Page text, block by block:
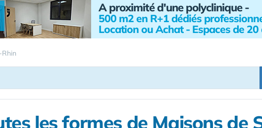
A proximité d'une polyclinique -
500 m2 en R+1 dédiés
Location ou Achat - Espaces de
les formes de Maisons de